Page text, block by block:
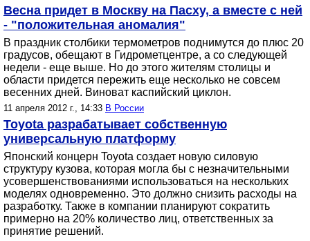
Весна придет в Москву на Пасху, а вместе с ней
- "положительная аномалия"
В праздник столбики термометров поднимутся до плюс 20
градусов, обещают в Гидрометцентре, а со следующей
недели - еще выше. Но до этого жителям столицы и
области придется пережить еще несколько не совсем
весенних дней. Виноват каспийский циклон.
11 апреля 2012 г., 14:33 В России
Toyota разрабатывает собственную
универсальную платформу
Японский концерн Toyota создает новую силовую
структуру кузова, которая могла бы с незначительными
усовершенствованиями использоваться на нескольких
моделях одновременно. Это должно снизить расходы на
разработку. Также в компании планируют сократить
примерно на 20% количество лиц, ответственных за
принятие решений.